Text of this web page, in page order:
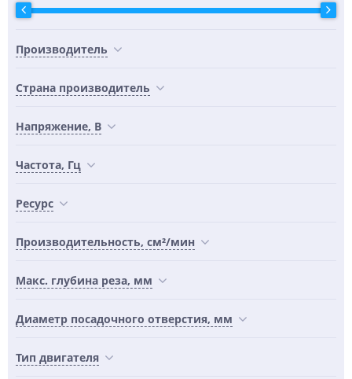
Производитель
Страна производитель
Напряжение, В
Частота, Гц
Ресурс
Производительность, см²/мин
Макс. глубина реза, мм
Диаметр посадочного отверстия, мм
Тип двигателя